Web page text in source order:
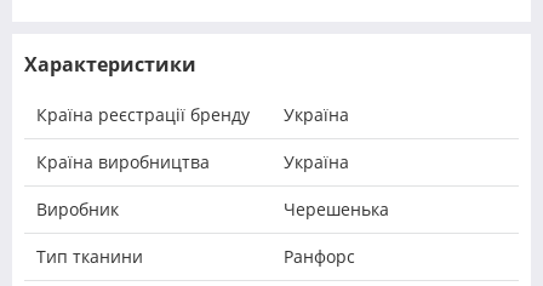
Характеристики
Країна реєстрації бренду Україна
Країна виробництва Україна
Виробник Черешенька
Тип тканини Ранфорс